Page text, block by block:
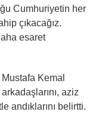
Cumhuriyetin her
çıkacağız.
esaret
Kemal
aziz
andıklarını belirtti.